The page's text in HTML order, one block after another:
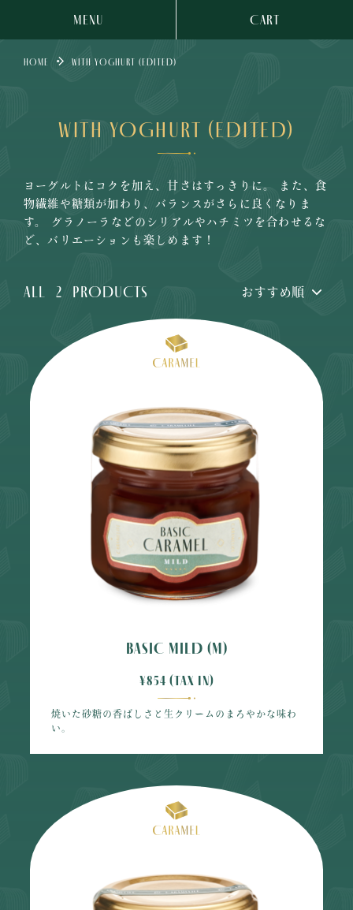
MENU CART
HOME WITH YOGHURT (EDITED)
WITH YOGHURT (EDITED)
ヨーグルトにコクを加え、甘さはすっきりに。 また、食
物繊維や糖類が加わり、バランスがさらに良くなりま
す。 グラノーラなどのシリアルやハチミツを合わせるな
ど、バリエーションも楽しめます！
ALL 2 PRODUCTS
BASIC MILD (M)
¥854 (tax in)
焼いた砂糖の香ばしさと生クリームのまろやかな味わ
い。